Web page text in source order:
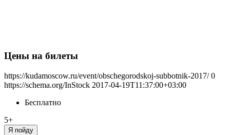
Цены на билеты
https://kudamoscow.ru/event/obschegorodskoj-subbotnik-2017/ 0
https://schema.org/InStock 2017-04-19T11:37:00+03:00
Бесплатно
5+
Я пойду